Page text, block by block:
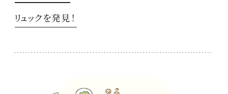
リュックを発見！